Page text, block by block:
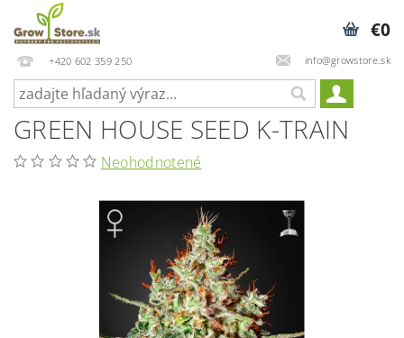
+420 602 359 250 info@growstore.sk
€0
GREEN HOUSE SEED K-TRAIN
Neohodnotené